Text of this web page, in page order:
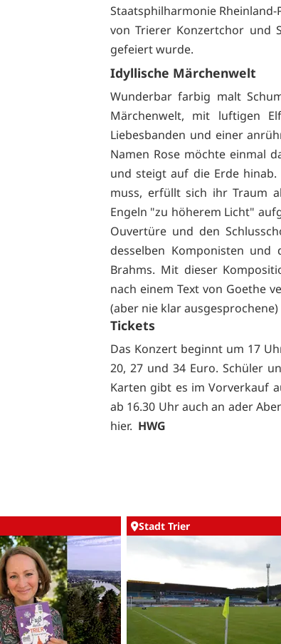
Staatsphilharmonie
von Trierer Konzertchor und
gefeiert wurde.
Idyllische Märchenwelt
Wunderbar farbig malt
Märchenwelt, mit luftigen
Liebesbanden und einer
Namen Rose möchte einmal
und steigt auf die Erde
muss, erfüllt sich ihr Traum
Engeln "zu höherem Licht"
Ouvertüre und den
desselben Komponisten und
Brahms. Mit dieser
nach einem Text von Goethe
(aber nie klar ausgesprochene)
Tickets
Das Konzert beginnt um 17
20, 27 und 34 Euro. Schüler
Karten gibt es im Vorverkauf
ab 16.30 Uhr auch an ader
hier. HWG
Stadt Trier